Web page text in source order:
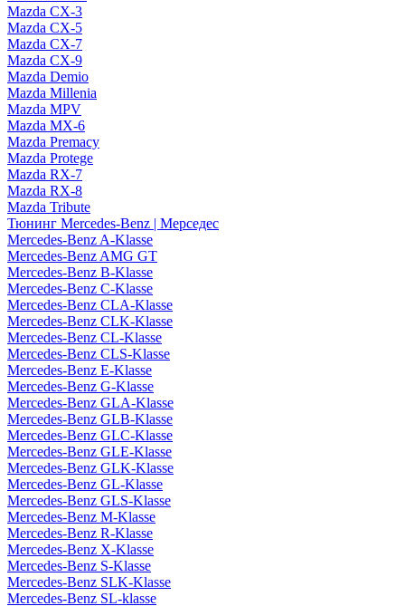
Mazda CX-3
Mazda CX-5
Mazda CX-7
Mazda CX-9
Mazda Demio
Mazda Millenia
Mazda MPV
Mazda MX-6
Mazda Premacy
Mazda Protege
Mazda RX-7
Mazda RX-8
Mazda Tribute
Тюнинг Mercedes-Benz | Мерседес
Mercedes-Benz A-Klasse
Mercedes-Benz AMG GT
Mercedes-Benz B-Klasse
Mercedes-Benz C-Klasse
Mercedes-Benz CLA-Klasse
Mercedes-Benz CLK-Klasse
Mercedes-Benz CL-Klasse
Mercedes-Benz CLS-Klasse
Mercedes-Benz E-Klasse
Mercedes-Benz G-Klasse
Mercedes-Benz GLA-Klasse
Mercedes-Benz GLB-Klasse
Mercedes-Benz GLC-Klasse
Mercedes-Benz GLE-Klasse
Mercedes-Benz GLK-Klasse
Mercedes-Benz GL-Klasse
Mercedes-Benz GLS-Klasse
Mercedes-Benz M-Klasse
Mercedes-Benz R-Klasse
Mercedes-Benz X-Klasse
Mercedes-Benz S-Klasse
Mercedes-Benz SLK-Klasse
Mercedes-Benz SL-klasse